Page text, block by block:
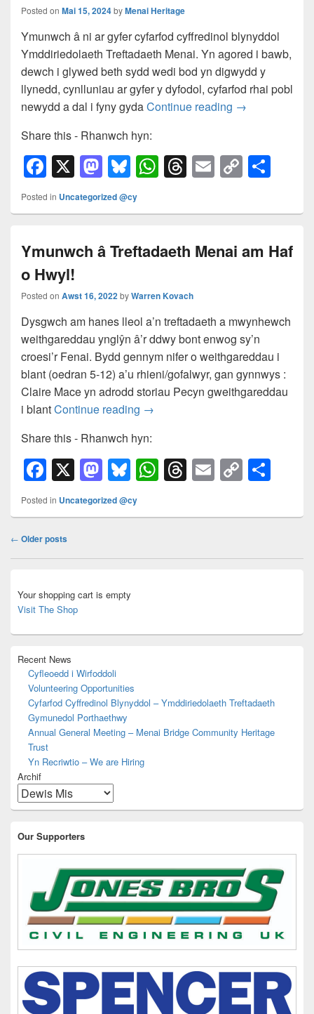
b
o
o
k
d
o
n
y A
p
p
s n
k
Posted on Mai 15, 2024byMenai Heritage
Ymunwch â ni ar gyfer cyfarfod cyffredinol blynyddol
Ymddiriedolaeth Treftadaeth Menai. Yn agored i bawb,
dewch i glywed beth sydd wedi bod yn digwydd y
llynedd, cynlluniau ar gyfer y dyfodol, cyfarfod rhai pobl
newydd a dal i fyny gydaContinue reading →
Share this - Rhanwch hyn:
F
a
c
b
o
o
k
X M
a
st
d
n
Bl
u
e
y
W
at
A
p
T
e
d
E
ail
C
p
Li
ar
Posted in Uncategorized @cy
Ymunwch â Treftadaeth Menai am Haf
o Hwyl!
Posted on Awst 16, 2022byWarren Kovach
Dysgwch am hanes lleol a’n treftadaeth a mwynhewch
weithgareddau ynglŷn â’r ddwy bont enwog sy’n
croesi’r Fenai. Bydd gennym nifer o weithgareddau i
blant (oedran 5-12) a’u rhieni/gofalwyr, gan gynnwys :
Claire Mace yn adrodd storiau Pecyn gweithgareddau
i blantContinue reading Ymunwch â Treftadaeth Menai
→
Share this - Rhanwch hyn:
F
a
c
e
b
o
k
X M
a
st
d
n
Bl
u
e
y
W
at
A
T
e
d
E
ail
C
p
Li
ar
Posted in Uncategorized @cy
Post
← Older posts
Widget
Area
Your shopping cart is empty
Visit The Shop
Recent News
Cyfleoedd i Wirfoddoli
Volunteering Opportunities
Cyfarfod Cyffredinol Blynyddol – Ymddiriedolaeth Treftadaeth
Gymunedol Porthaethwy
Annual General Meeting – Menai Bridge Community Heritage
Trust
Yn Recriwtio – We are Hiring
Archif
Our Supporters